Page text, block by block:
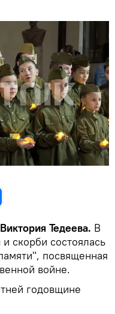
Тедеева. В
скорби состоялась
посвященная
войне.
годовщине